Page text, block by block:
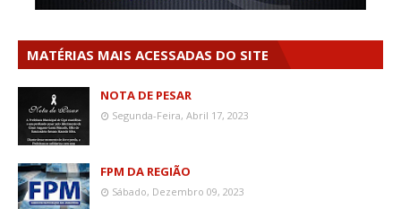
MATÉRIAS MAIS ACESSADAS DO SITE
NOTA DE PESAR
Segunda-Feira, Abril 17, 2023
FPM DA REGIÃO
Sábado, Dezembro 09, 2023